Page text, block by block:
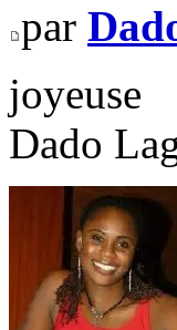
par
joyeuse
Dado